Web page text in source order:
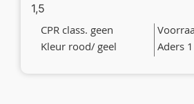
1,5
CPR class. geen
Kleur rood/ geel
Aders 1